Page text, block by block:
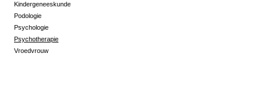
Kindergeneeskunde
Podologie
Psychologie
Psychotherapie
Vroedvrouw